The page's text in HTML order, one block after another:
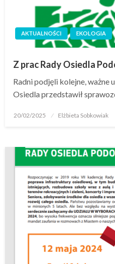
AKTUALNOŚCI EKOLOGIA
Z prac Rady Osiedla
Radni podjęli kolejne, ważne
Osiedla przedstawił
20/02/2025 Elżbieta Sobkowiak